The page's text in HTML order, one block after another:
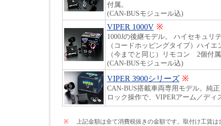
付属。
(CAN-BUSモジュール込)
VIPER 1000V ※
1000Jの後継モデル。 ハイセキュリ
（コードホッピングタイプ）ハイ
（今までと同じ）リモコン 2個付
(CAN-BUSモジュール込)
VIPER 3900シリーズ ※
CAN-BUS搭載車両専用モデル。純
ロック操作で、VIPERアーム／ディ
※
上記金額は全て消費税抜きの金額です。取付け工賃は